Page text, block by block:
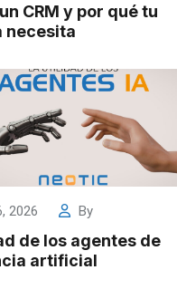
CRM y por qué tu
necesita
2026 By
de los agentes de
artificial